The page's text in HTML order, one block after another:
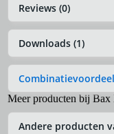
Reviews (0)
Downloads (1)
Meer producten bij Bax
Andere producten